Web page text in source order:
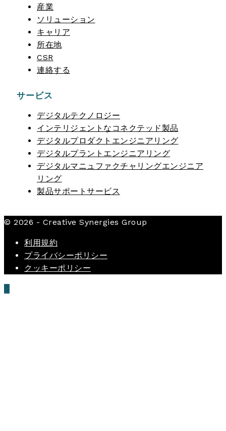
産業
ソリューション
キャリア
所在地
CSR
連絡する
サービス
デジタルテクノロジー
インテリジェントなコネクテッド製品
デジタルプロダクトエンジニアリング
デジタルプラントエンジニアリング
デジタルマニュファクチャリングエンジニア
リング
製品サポートサービス
© 2026 - Creative Synergies Group
利用規約
プライバシーポリシー
クッキーポリシー